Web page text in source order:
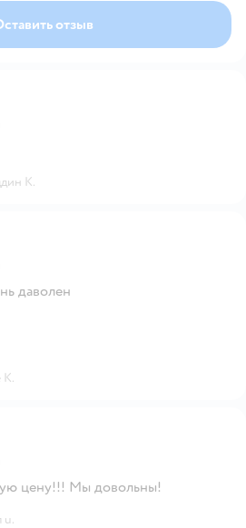
отзыв
К.
даволен
К.
цену!!! Мы довольны!
u.